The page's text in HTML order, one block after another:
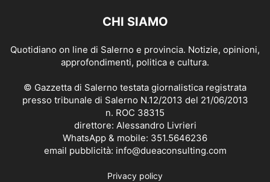
CHI SIAMO
Quotidiano on line di Salerno e provincia. Notizie, opinioni,
approfondimenti, politica e cultura.
© Gazzetta di Salerno testata giornalistica registrata
presso tribunale di Salerno N.12/2013 del 21/06/2013
n. ROC 38315
direttore: Alessandro Livrieri
WhatsApp & mobile: 351.5646236
email pubblicità: info@dueaconsulting.com
Privacy policy